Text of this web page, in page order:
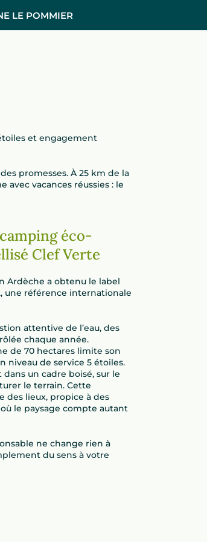
LE POMMIER
et engagement
promesses. À 25 km de la
vacances réussies : le
éco-
Clef Verte
Ardèche a obtenu le label
une référence internationale
attentive de l’eau, des
chaque année.
de 70 hectares limite son
de service 5 étoiles.
un cadre boisé, sur le
le terrain. Cette
des lieux, propice à des
où le paysage compte autant
ne change rien à
du sens à votre